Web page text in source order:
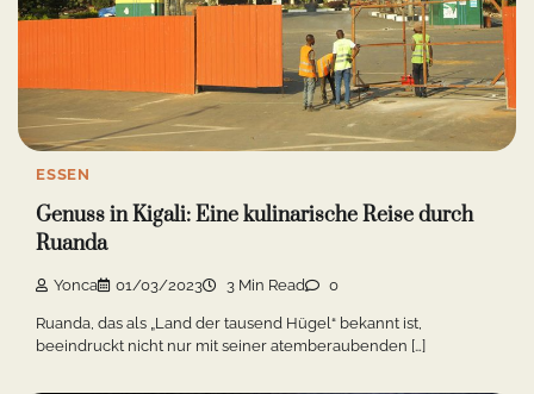
ESSEN
Genuss in Kigali: Eine kulinarische Reise durch
Ruanda
Yonca 01/03/2023 3 Min Read 0
Ruanda, das als „Land der tausend Hügel“ bekannt ist,
beeindruckt nicht nur mit seiner atemberaubenden […]